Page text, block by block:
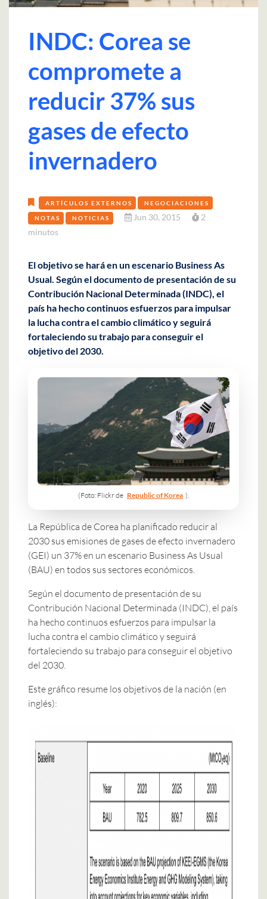
INDC: Corea se
compromete a
reducir 37% sus
gases de efecto
invernadero
ARTÍCULOS EXTERNOS NEGOCIACIONES
NOTAS NOTICIAS Jun 30, 2015
2
minutos
El objetivo se hará en un escenario Business As
Usual. Según el documento de presentación de su
Contribución Nacional Determinada (INDC), el
país ha hecho continuos esfuerzos para impulsar
la lucha contra el cambio climático y seguirá
fortaleciendo su trabajo para conseguir el
objetivo del 2030.
(Foto: Flickr de Republic of Korea ).
La República de Corea ha planificado reducir al
2030 sus emisiones de gases de efecto invernadero
(GEI) un 37% en un escenario Business As Usual
(BAU) en todos sus sectores económicos.
Según el documento de presentación de su
Contribución Nacional Determinada (INDC), el país
ha hecho continuos esfuerzos para impulsar la
lucha contra el cambio climático y seguirá
fortaleciendo su trabajo para conseguir el objetivo
del 2030.
Este gráfico resume los objetivos de la nación (en
inglés):